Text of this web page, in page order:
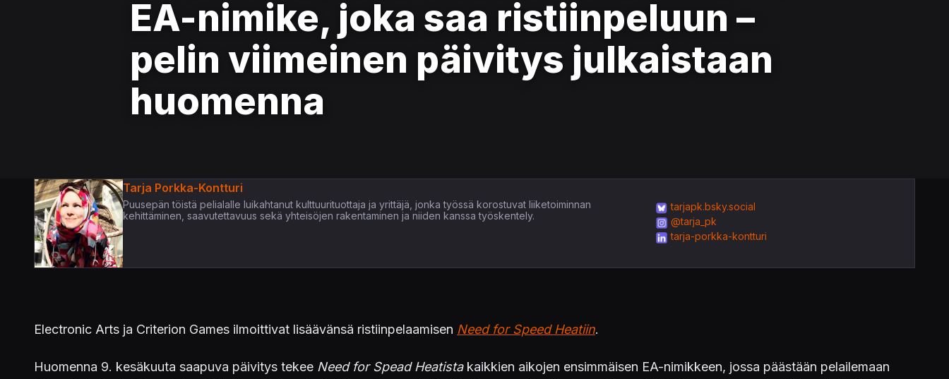
EA-nimike, joka saa ristiinpeluun –
pelin viimeinen päivitys julkaistaan
huomenna
Tarja Porkka-Kontturi
Puusepän töistä pelialalle luikahtanut kulttuurituottaja ja yrittäjä, jonka työssä korostuvat liiketoiminnan
kehittäminen, saavutettavuus sekä yhteisöjen rakentaminen ja niiden kanssa työskentely.
tarjapk.bsky.social
@tarja_pk
tarja-porkka-kontturi
Electronic Arts ja Criterion Games ilmoittivat lisäävänsä ristiinpelaamisen Need for Speed ​​Heatiin.
Huomenna 9. kesäkuuta saapuva päivitys tekee Need for Spead Heatistakaikkien aikojen ensimmäisen EA-nimikkeen, jossa päästään pelailemaan